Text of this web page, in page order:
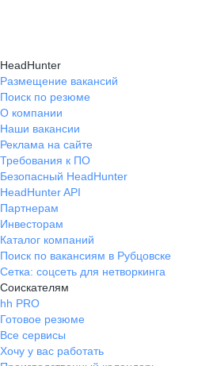
HeadHunter
Размещение вакансий
Поиск по резюме
О компании
Наши вакансии
Реклама на сайте
Требования к ПО
Безопасный HeadHunter
HeadHunter API
Партнерам
Инвесторам
Каталог компаний
Поиск по вакансиям в Рубцовске
Сетка: соцсеть для нетворкинга
Соискателям
hh PRO
Готовое резюме
Все сервисы
Хочу у вас работать